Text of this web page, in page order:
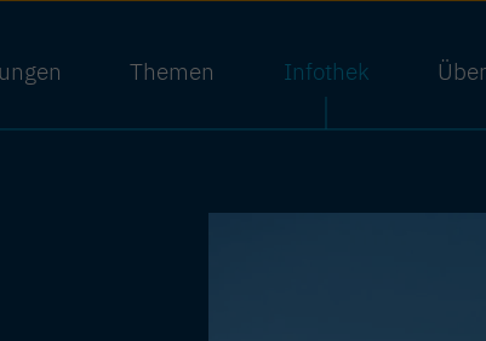
Themen Infothek